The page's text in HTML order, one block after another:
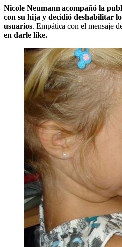
Nicole Neumann acompañó la
con su hija y decidió deshabilitar
usuarios. Empática con el mensaje
en darle like.